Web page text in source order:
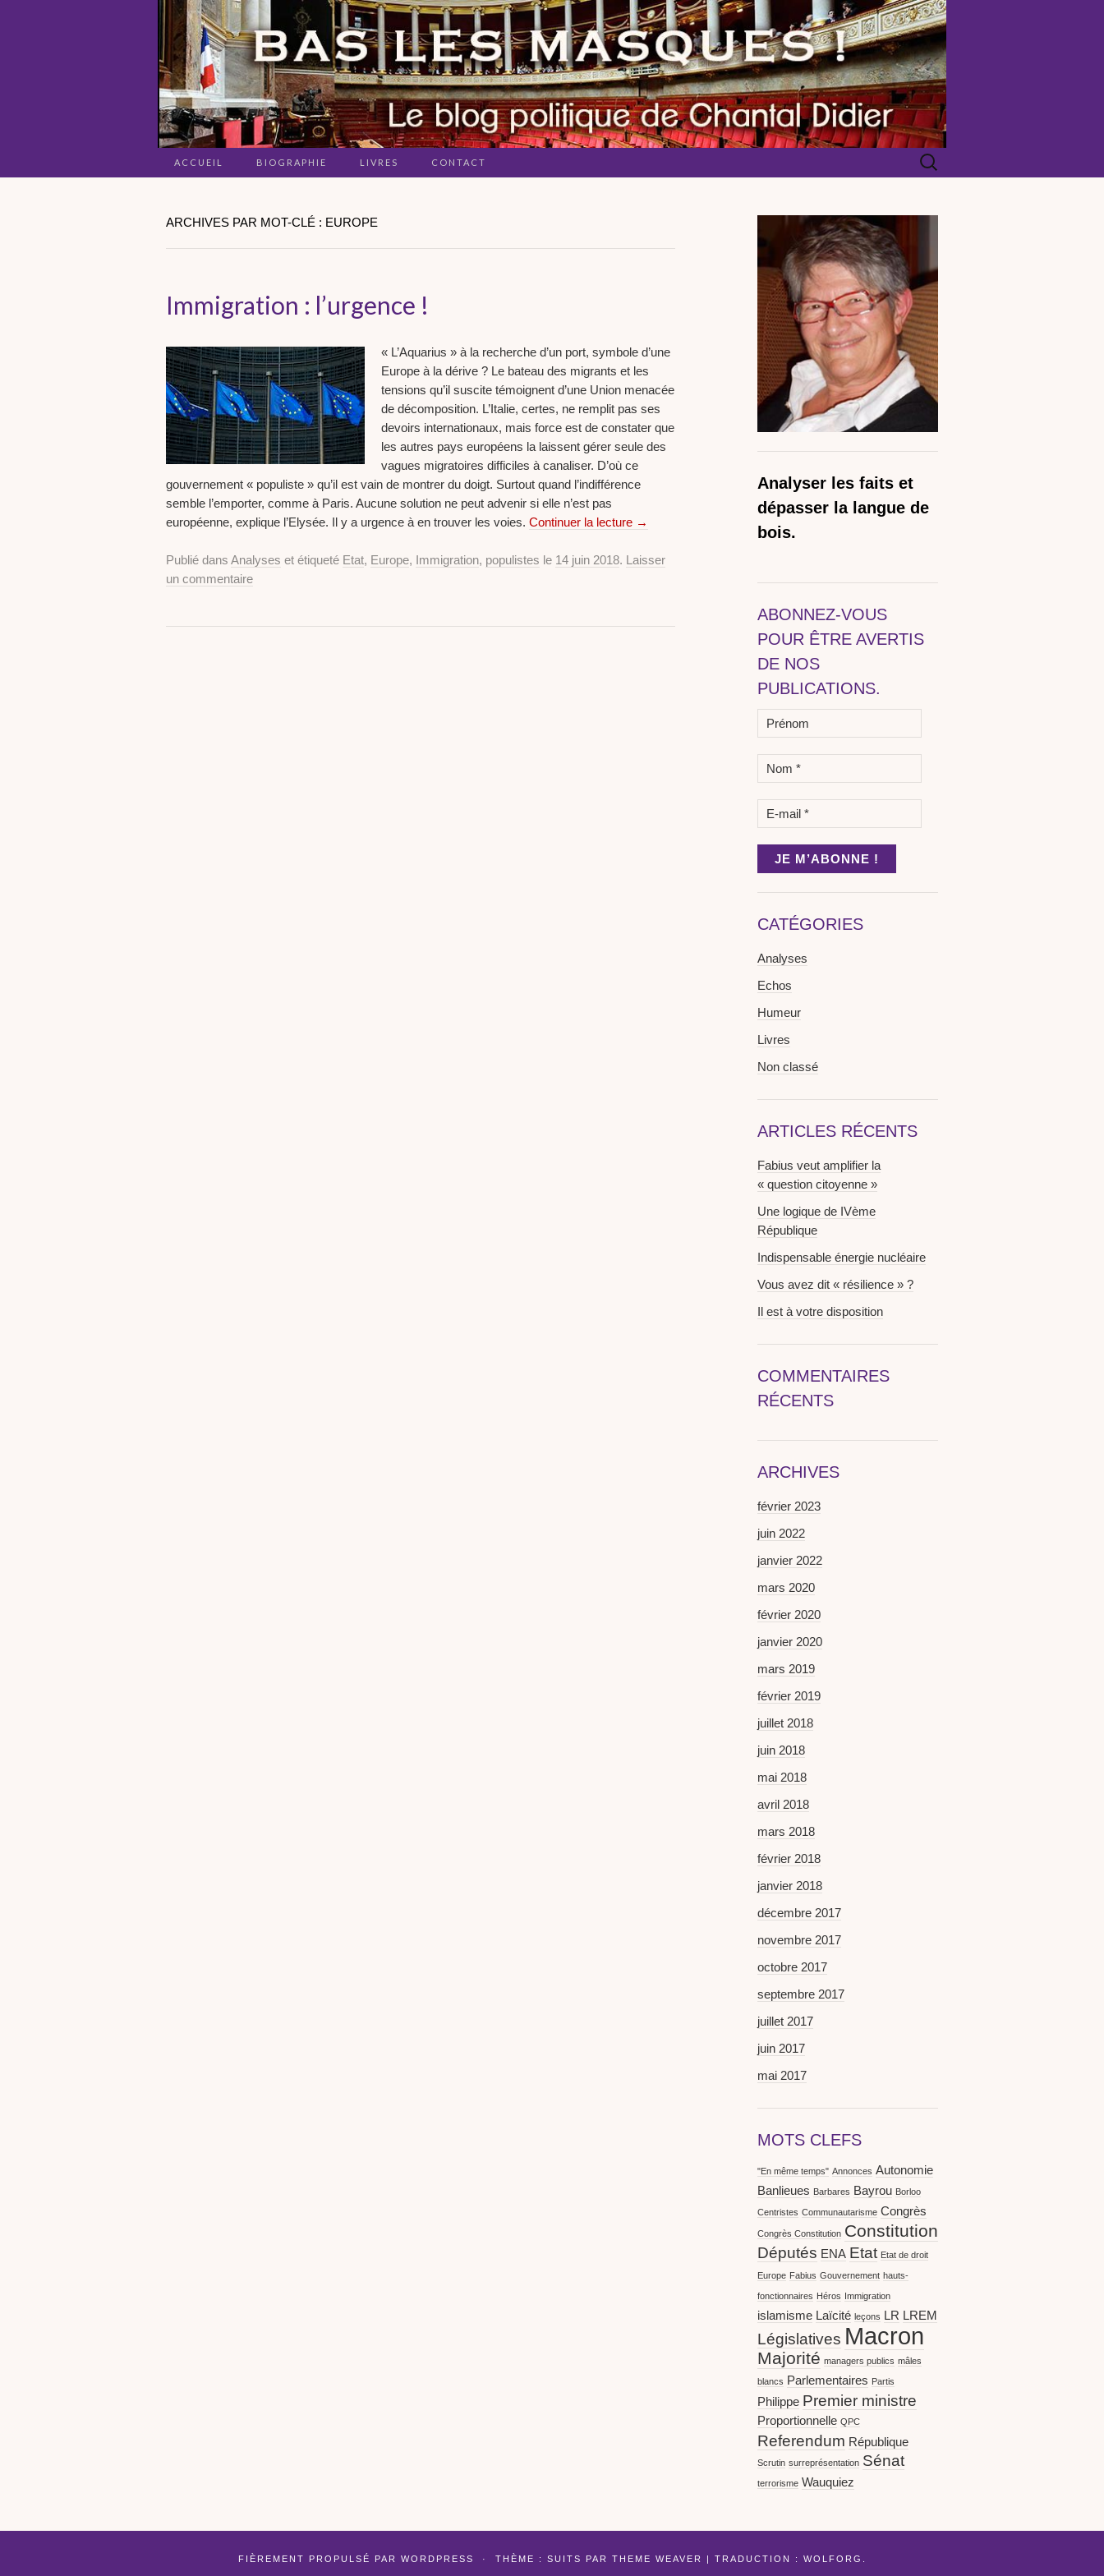
ACCUEIL BIOGRAPHIE LIVRES CONTACT Rechercher :
ARCHIVES PAR MOT-CLÉ : EUROPE
Immigration : l’urgence !
« L’Aquarius » à la recherche d’un port, symbole d’une
Europe à la dérive ? Le bateau des migrants et les
tensions qu’il suscite témoignent d’une Union menacée
de décomposition. L’Italie, certes, ne remplit pas ses
devoirs internationaux, mais force est de constater que
les autres pays européens la laissent gérer seule des
vagues migratoires difficiles à canaliser. D’où ce
gouvernement « populiste » qu’il est vain de montrer du doigt. Surtout quand l’indifférence
semble l’emporter, comme à Paris. Aucune solution ne peut advenir si elle n’est pas
européenne, explique l’Elysée. Il y a urgence à en trouver les voies. Continuer la lecture →
Publié dans Analyses et étiqueté Etat, Europe, Immigration, populistes le 14 juin 2018. Laisser
un commentaire
Analyser les faits et
dépasser la langue de
bois.
ABONNEZ-VOUS
POUR ÊTRE AVERTIS
DE NOS
PUBLICATIONS.
CATÉGORIES
Analyses
Echos
Humeur
Livres
Non classé
ARTICLES RÉCENTS
Fabius veut amplifier la
« question citoyenne »
Une logique de IVème
République
Indispensable énergie nucléaire
Vous avez dit « résilience » ?
Il est à votre disposition
COMMENTAIRES
RÉCENTS
ARCHIVES
février 2023
juin 2022
janvier 2022
mars 2020
février 2020
janvier 2020
mars 2019
février 2019
juillet 2018
juin 2018
mai 2018
avril 2018
mars 2018
février 2018
janvier 2018
décembre 2017
novembre 2017
octobre 2017
septembre 2017
juillet 2017
juin 2017
mai 2017
MOTS CLEFS
"En même temps" Annonces Autonomie
Banlieues Barbares Bayrou Borloo
Centristes Communautarisme Congrès
Congrès Constitution Constitution
Députés ENA Etat Etat de droit
Europe Fabius Gouvernement hauts-
fonctionnaires Héros Immigration
islamisme Laïcité leçons LR LREM
Législatives Macron
Majorité managers publics mâles
blancs Parlementaires Partis
Philippe Premier ministre
Proportionnelle QPC
Referendum République
Scrutin surreprésentation Sénat
terrorisme Wauquiez
FIÈREMENT PROPULSÉ PAR WORDPRESS · THÈME : SUITS PAR THEME WEAVER | TRADUCTION : WOLFORG